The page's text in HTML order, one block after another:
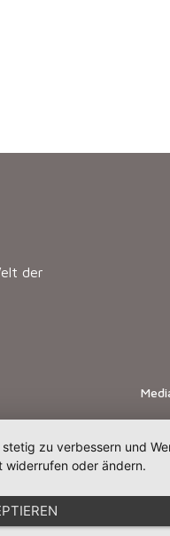
der
zu verbessern und
widerrufen oder ändern.